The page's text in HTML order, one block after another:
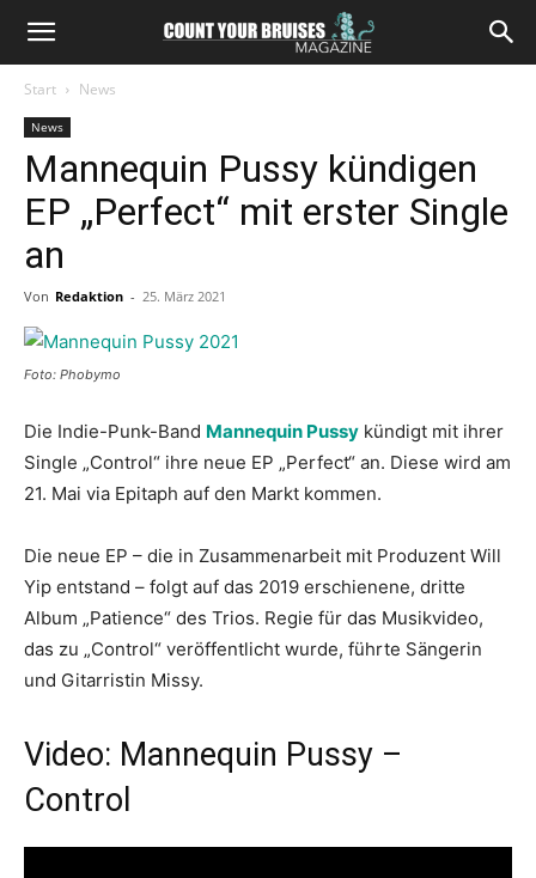
Start News
News
Mannequin Pussy kündigen
EP „Perfect“ mit erster Single
an
Von Redaktion - 25. März 2021
Foto: Phobymo
Die Indie-Punk-Band Mannequin Pussy kündigt mit ihrer
Single „Control“ ihre neue EP „Perfect“ an. Diese wird am
21. Mai via Epitaph auf den Markt kommen.
Die neue EP – die in Zusammenarbeit mit Produzent Will
Yip entstand – folgt auf das 2019 erschienene, dritte
Album „Patience“ des Trios. Regie für das Musikvideo,
das zu „Control“ veröffentlicht wurde, führte Sängerin
und Gitarristin Missy.
Video: Mannequin Pussy –
Control